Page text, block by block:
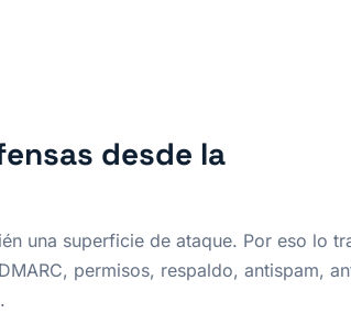
desde la
una superficie de ataque. Por eso lo
permisos, respaldo, antispam,